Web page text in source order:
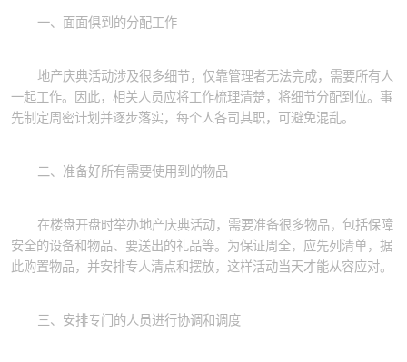
一、面面俱到的分配工作
地产庆典活动涉及很多细节，仅靠管理者无法完成，需要所有人
一起工作。因此，相关人员应将工作梳理清楚，将细节分配到位。事
先制定周密计划并逐步落实，每个人各司其职，可避免混乱。
二、准备好所有需要使用到的物品
在楼盘开盘时举办地产庆典活动，需要准备很多物品，包括保障
安全的设备和物品、要送出的礼品等。为保证周全，应先列清单，据
此购置物品，并安排专人清点和摆放，这样活动当天才能从容应对。
三、安排专门的人员进行协调和调度